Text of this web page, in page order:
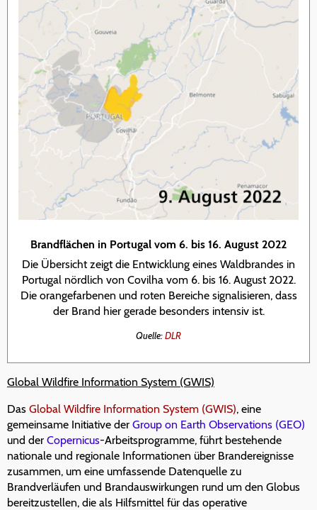
Brandflächen in Portugal vom 6. bis 16. August 2022
Die Übersicht zeigt die Entwicklung eines Waldbrandes in
Portugal nördlich von Covilha vom 6. bis 16. August 2022.
Die orangefarbenen und roten Bereiche signalisieren, dass
der Brand hier gerade besonders intensiv ist.
Quelle:DLR
Global Wildfire Information System (GWIS)
Das Global Wildfire Information System (GWIS), eine
gemeinsame Initiative der Group on Earth Observations (GEO)
und der Copernicus-Arbeitsprogramme, führt bestehende
nationale und regionale Informationen über Brandereignisse
zusammen, um eine umfassende Datenquelle zu
Brandverläufen und Brandauswirkungen rund um den Globus
bereitzustellen, die als Hilfsmittel für das operative